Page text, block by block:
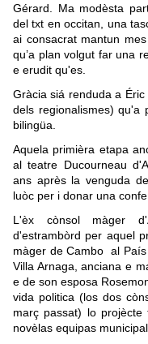
Gérard. Ma modèsta
del txt en occitan, una
ai consacrat mantun
qu’a plan volgut far una
e erudit qu'es.
Gràcia siá renduda a
dels regionalismes) qu'a
bilingüa.
Aquela primièra etapa
al teatre Ducourneau
ans après la venguda
luòc per i donar una
L'èx cònsol màger
d'estrambòrd per aquel
màger de Cambo al
Villa Arnaga, anciana e
e de son esposa
vida politica (los dos
març passat) lo
novèlas equipas